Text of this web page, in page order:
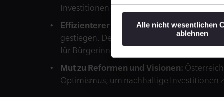
Alle nicht wesentlichen
ablehnen
Investitionen zu sichern.
Effizienterer Staat, niedrigere Kosten:
gestiegen. Der Staat muss effizienter und
für Bürgerinnen und Bürger.
Mut zu Reformen und Visionen:
Optimismus, um nachhaltige Investitionen